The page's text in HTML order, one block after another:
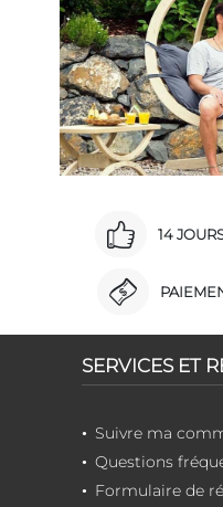
14
SERVICES ET
Suivre ma
Questions
Formulaire de